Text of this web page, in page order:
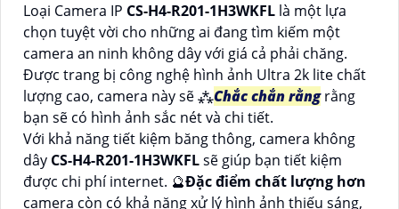
Loại Camera IP CS-H4-R201-1H3WKFL là một lựa
chọn tuyệt vời cho những ai đang tìm kiếm một
camera an ninh không dây với giá cả phải chăng.
Được trang bị công nghệ hình ảnh Ultra 2k lite chất
lượng cao, camera này sẽ ⁂Chắc chắn rằngrằng
bạn sẽ có hình ảnh sắc nét và chi tiết.
Với khả năng tiết kiệm băng thông, camera không
dây CS-H4-R201-1H3WKFLsẽ giúp bạn tiết kiệm
được chi phí internet. 🔮Đặc điểm chất lượng hơn
camera còn có khả năng xử lý hình ảnh thiếu sáng,